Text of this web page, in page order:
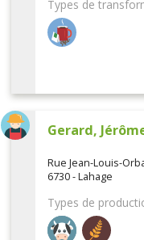
Types de
Gerard,
Rue Jean-Louis-
6730 - Lahage
Types de